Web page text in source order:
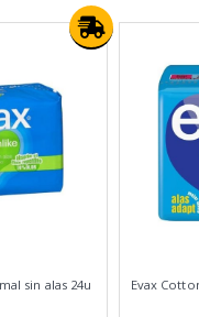
sin alas 24u Evax